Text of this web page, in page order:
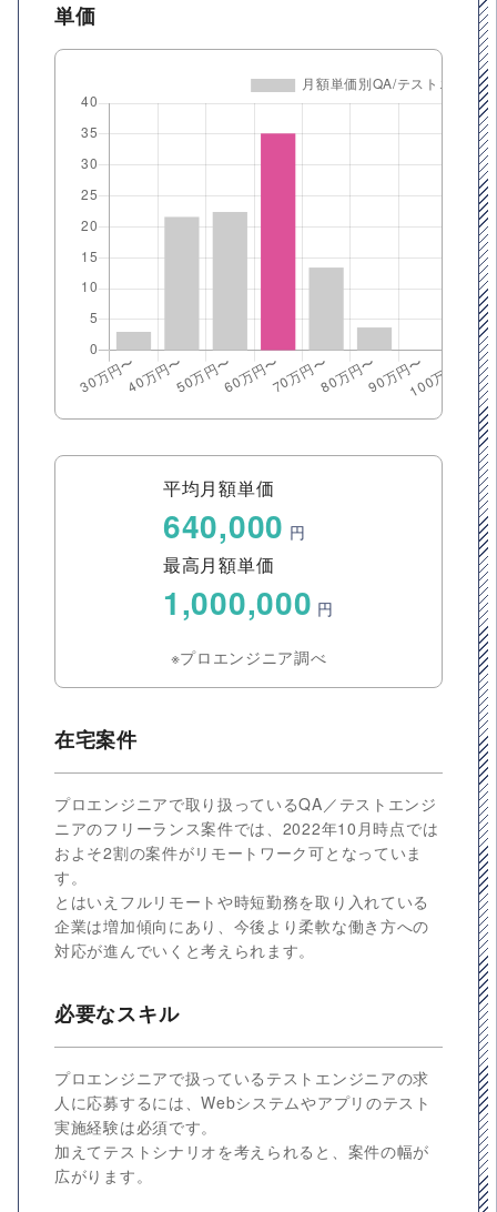
単価
平均月額単価
640,000 円
最高月額単価
1,000,000 円
※プロエンジニア調べ
在宅案件
プロエンジニアで取り扱っているQA／テストエンジ
ニアのフリーランス案件では、2022年10月時点では
およそ2割の案件がリモートワーク可となっていま
す。
とはいえフルリモートや時短勤務を取り入れている
企業は増加傾向にあり、今後より柔軟な働き方への
対応が進んでいくと考えられます。
必要なスキル
プロエンジニアで扱っているテストエンジニアの求
人に応募するには、Webシステムやアプリのテスト
実施経験は必須です。
加えてテストシナリオを考えられると、案件の幅が
広がります。